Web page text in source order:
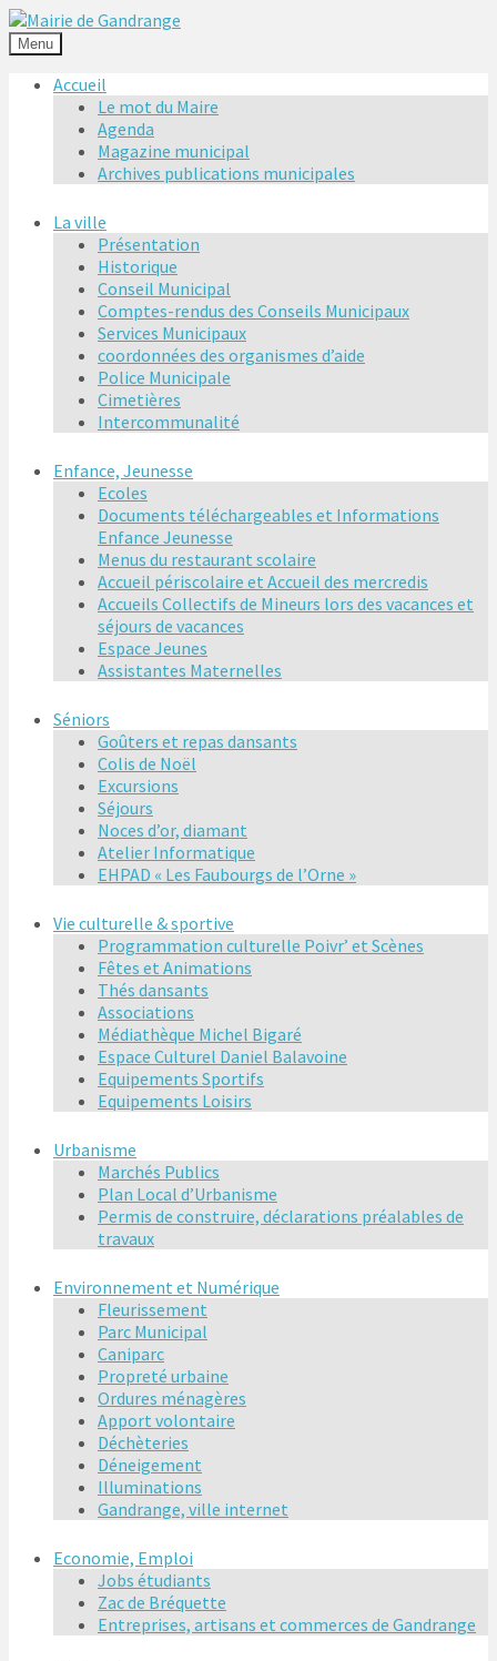
Menu
Accueil
Le mot du Maire
Agenda
Magazine municipal
Archives publications municipales
La ville
Présentation
Historique
Conseil Municipal
Comptes-rendus des Conseils Municipaux
Services Municipaux
coordonnées des organismes d’aide
Police Municipale
Cimetières
Intercommunalité
Enfance, Jeunesse
Ecoles
Documents téléchargeables et Informations
Enfance Jeunesse
Menus du restaurant scolaire
Accueil périscolaire et Accueil des mercredis
Accueils Collectifs de Mineurs lors des vacances et
séjours de vacances
Espace Jeunes
Assistantes Maternelles
Séniors
Goûters et repas dansants
Colis de Noël
Excursions
Séjours
Noces d’or, diamant
Atelier Informatique
EHPAD « Les Faubourgs de l’Orne »
Vie culturelle & sportive
Programmation culturelle Poivr’ et Scènes
Fêtes et Animations
Thés dansants
Associations
Médiathèque Michel Bigaré
Espace Culturel Daniel Balavoine
Equipements Sportifs
Equipements Loisirs
Urbanisme
Marchés Publics
Plan Local d’Urbanisme
Permis de construire, déclarations préalables de
travaux
Environnement et Numérique
Fleurissement
Parc Municipal
Caniparc
Propreté urbaine
Ordures ménagères
Apport volontaire
Déchèteries
Déneigement
Illuminations
Gandrange, ville internet
Economie, Emploi
Jobs étudiants
Zac de Bréquette
Entreprises, artisans et commerces de Gandrange